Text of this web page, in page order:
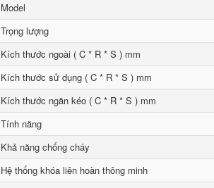
Model
Trọng lượng
Kích thước ngoài ( C * R * S ) mm
Kích thước sử dụng ( C * R * S ) mm
Kích thước ngăn kéo ( C * R * S ) mm
Tính năng
Khả năng chống cháy
Hệ thống khóa liên hoàn thông minh